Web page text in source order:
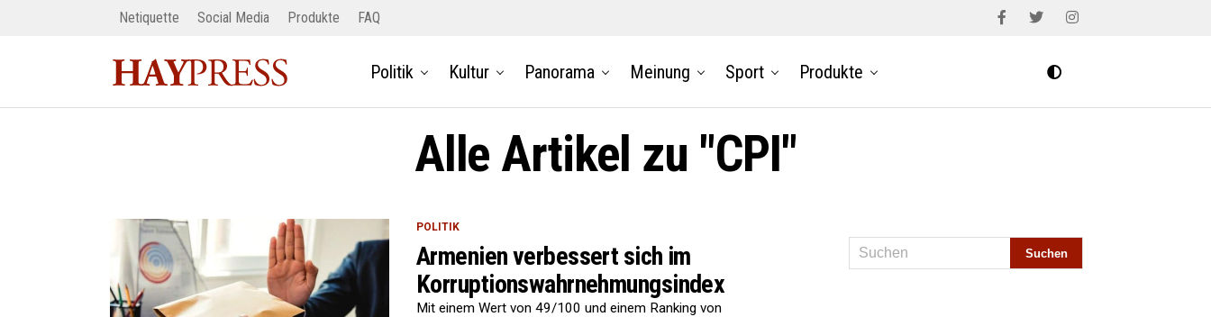
Netiquette Social Media Produkte FAQ
Politik Kultur Panorama Meinung Sport Produkte
Alle Artikel zu "CPI"
POLITIK
Armenien verbessert sich im
Korruptionswahrnehmungsindex
Mit einem Wert von 49/100 und einem Ranking von